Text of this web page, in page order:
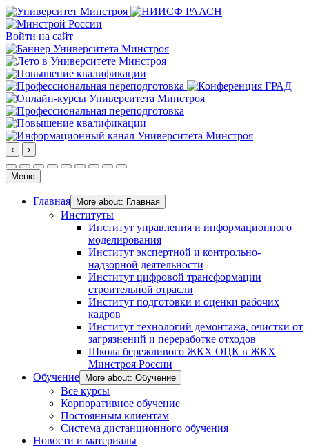
Войти на сайт
‹ ›
Меню
Главная More about: Главная
Институты
Институт управления и информационного
моделирования
Институт экспертной и контрольно-
надзорной деятельности
Институт цифровой трансформации
строительной отрасли
Институт подготовки и оценки рабочих
кадров
Институт технологий демонтажа, очистки от
загрязнений и переработке отходов
Школа бережливого ЖКХ ОЦК в ЖКХ
Минстроя России
Обучение
More about: Обучение
Все курсы
Корпоративное обучение
Постоянным клиентам
Система дистанционного обучения
Новости и материалы